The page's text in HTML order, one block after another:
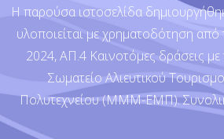
Η παρούσα ιστοσελίδα
υλοποιείται με χρηματοδότηση
2024, ΑΠ.4 Καινοτόμες δράσεις με
Σωματείο Αλιευτικού
Πολυτεχνείου (ΜΜΜ-ΕΜΠ).